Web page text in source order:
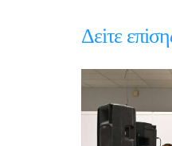
Δεiτε